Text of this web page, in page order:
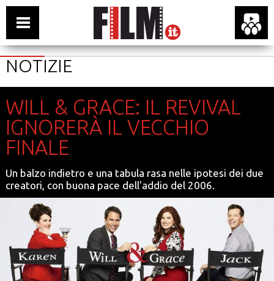
NOTIZIE
WILL & GRACE: IL REVIVAL
IGNORERÀ IL VECCHIO
FINALE
Un balzo indietro e una tabula rasa nelle ipotesi dei due
creatori, con buona pace dell'addio del 2006.